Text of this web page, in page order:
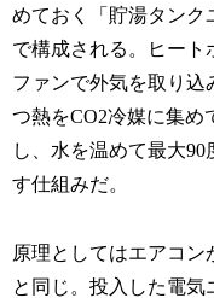
めておく「貯湯タンク
で構成される。ヒート
ファンで外気を取り込
つ熱をCO2冷媒に集め
し、水を温めて最大90
す仕組みだ。
原理としてはエアコン
と同じ。投入した電気